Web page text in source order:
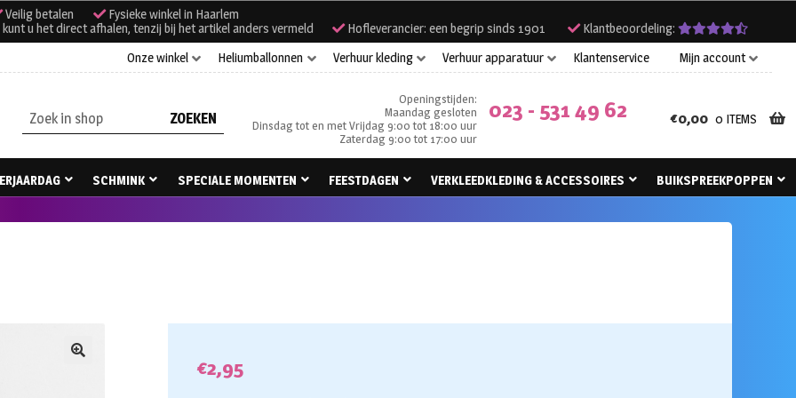
Veilig betalen
Fysieke winkel in Haarlem
u het direct afhalen, tenzij bij het artikel anders vermeld
Hofleverancier: een begrip sinds 1901
Klantbeoordeling:
Onze winkel
Heliumballonnen Verhuur kleding Verhuur apparatuur Klantenservice Mijn account
Zoeken
naar:
Openingstijden:
Maandag gesloten
Dinsdag tot en met Vrijdag 9:00 tot 18:00 uur
Zaterdag 9:00 tot 17:00 uur
023 - 531 49 62 €0,00 0 ITEMS
SCHMINK SPECIALE MOMENTEN FEESTDAGEN VERKLEEDKLEDING & ACCESSOIRES
BUIKSPREEKPOPPEN
€2,95